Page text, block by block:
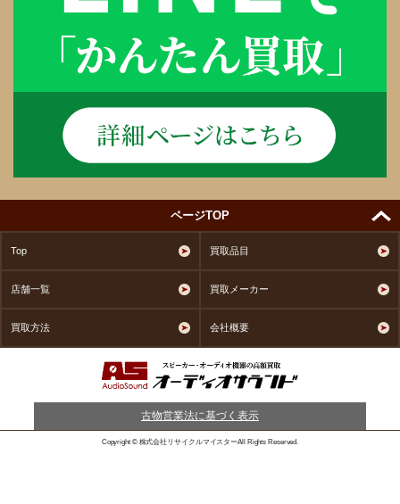
ページTOP
Top 買取品目
店舗一覧 買取メーカー
買取方法 会社概要
古物営業法に基づく表示
Copyright © 株式会社リサイクルマイスターAll Rights Reserved.